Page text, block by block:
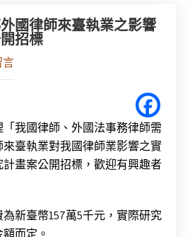
國律師來臺執業之影響
招標
言
我國律師、外國法事務律師需
臺執業對我國律師業影響之實
畫案公開招標，歡迎有興趣者
新臺幣157萬5千元，實際研究
而定。